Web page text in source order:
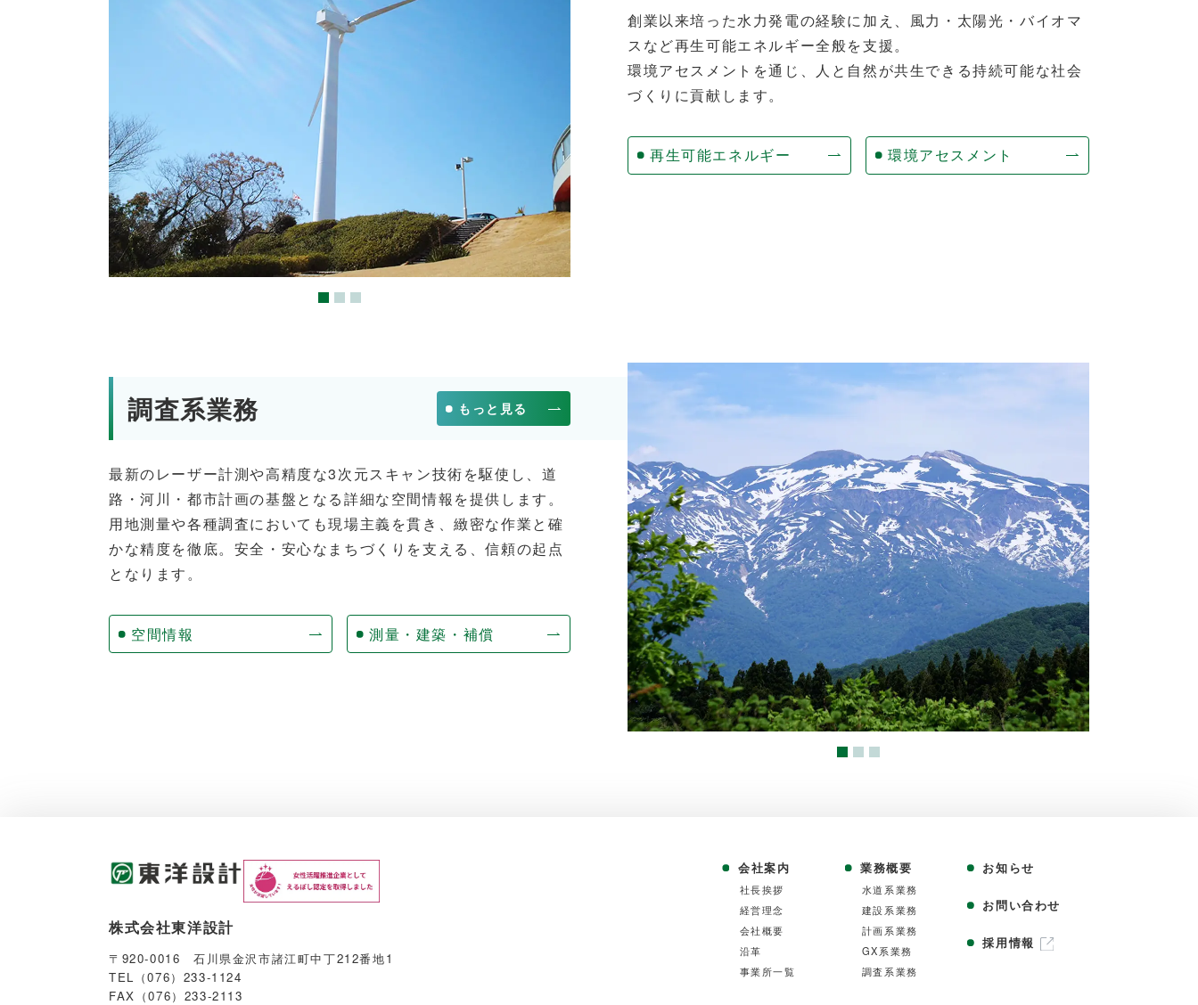
創業以来培った水力発電の経験に加え、風力・太陽光・バイオマ
スなど再生可能エネルギー全般を支援。
環境アセスメントを通じ、人と自然が共生できる持続可能な社会
づくりに貢献します。
再生可能エネルギー 環境アセスメント
調査系業務 もっと見る
最新のレーザー計測や高精度な3次元スキャン技術を駆使し、道
路・河川・都市計画の基盤となる詳細な空間情報を提供します。
用地測量や各種調査においても現場主義を貫き、緻密な作業と確
かな精度を徹底。安全・安心なまちづくりを支える、信頼の起点
となります。
空間情報 測量・建築・補償
株式会社東洋設計
〒920-0016 石川県金沢市諸江町中丁212番地1
TEL（076）233-1124
FAX（076）233-2113
会社案内
社⻑挨拶
経営理念
会社概要
沿⾰
事業所⼀覧
業務概要
⽔道系業務
建設系業務
計画系業務
GX系業務
調査系業務
お知らせ
お問い合わせ
採用情報